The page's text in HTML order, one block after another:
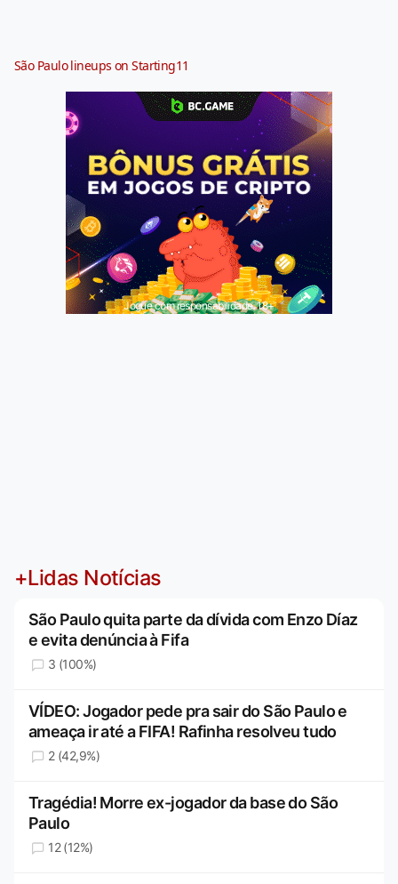
São Paulo lineups on Starting11
Jogue com responsabilidade. 18+
+Lidas Notícias
São Paulo quita parte da dívida com Enzo Díaz
e evita denúncia à Fifa
3 (100%)
VÍDEO: Jogador pede pra sair do São Paulo e
ameaça ir até a FIFA! Rafinha resolveu tudo
2 (42,9%)
Tragédia! Morre ex-jogador da base do São
Paulo
12 (12%)